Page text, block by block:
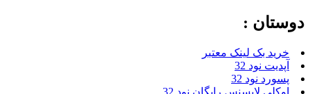
دوستان :
خرید بک لینک معتبر
آپدیت نود 32
پسورد نود 32
اوکلی لایسنس رایگان نود 32